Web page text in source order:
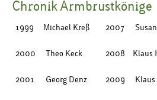
Chronik Armbrustkönige
1999 Michael Kreß 2007
2000 Theo Keck 2008 Klaus
2001 Georg Denz 2009 Klaus